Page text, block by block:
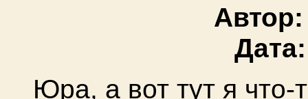
Юра, а вот тут я что-